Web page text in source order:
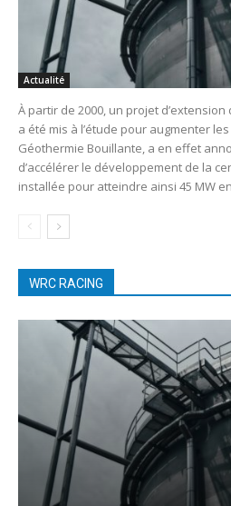
Actualité
À partir de 2000, un projet
a été mis à l’étude pour augmenter
Géothermie Bouillante, a en effet
d’accélérer le développement de la
installée pour atteindre ainsi 45 MW
WRC RACING